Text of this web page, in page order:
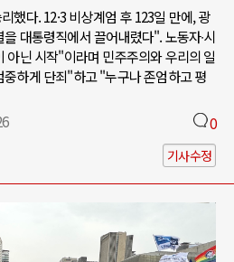
했다. 12·3 비상계엄 후 123일 만에, 광
대통령직에서 끌어내렸다". 노동자∙시
아닌 시작"이라며 민주주의와 우리의 일
하게 단죄"하고 "누구나 존엄하고 평
0
기사수정